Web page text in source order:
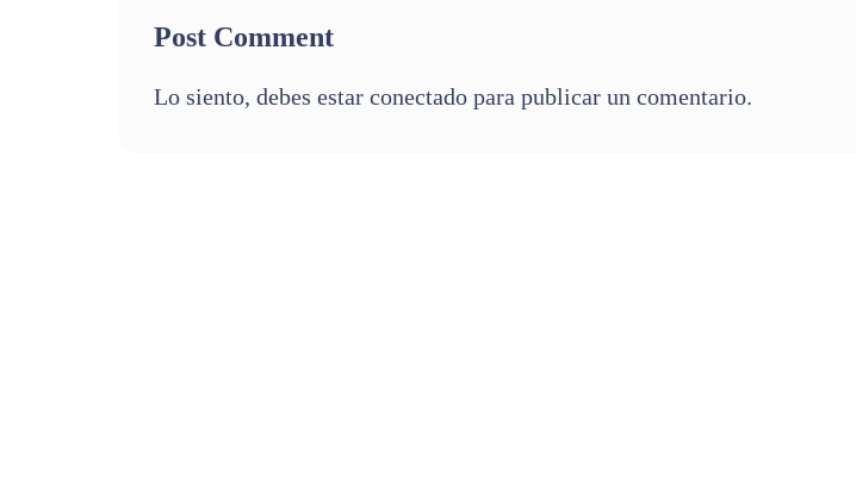
Post Comment
Lo siento, debes estar conectado para publicar un comentario.